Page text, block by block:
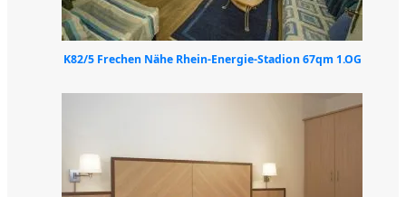
K82/5 Frechen Nähe Rhein-Energie-Stadion 67qm 1.OG